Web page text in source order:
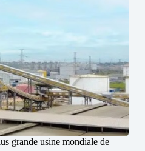
grande usine mondiale de